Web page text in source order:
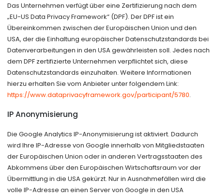
Das Unternehmen verfügt über eine Zertifizierung nach dem
„EU-US Data Privacy Framework“ (DPF). Der DPF ist ein
Übereinkommen zwischen der Europäischen Union und den
USA, der die Einhaltung europäischer Datenschutzstandards bei
Datenverarbeitungen in den USA gewährleisten soll. Jedes nach
dem DPF zertifizierte Unternehmen verpflichtet sich, diese
Datenschutzstandards einzuhalten. Weitere Informationen
hierzu erhalten Sie vom Anbieter unter folgendem Link:
https://www.dataprivacyframework.gov/participant/5780.
IP Anonymisierung
Die Google Analytics IP-Anonymisierung ist aktiviert. Dadurch
wird Ihre IP-Adresse von Google innerhalb von Mitgliedstaaten
der Europäischen Union oder in anderen Vertragsstaaten des
Abkommens über den Europäischen Wirtschaftsraum vor der
Übermittlung in die USA gekürzt. Nur in Ausnahmefällen wird die
volle IP-Adresse an einen Server von Google in den USA